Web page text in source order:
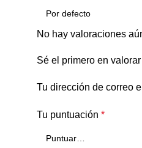
No hay valoraciones
Sé el primero en
Tu dirección de correo
Tu puntuación *